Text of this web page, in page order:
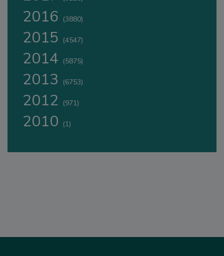
2016 (3880)
2015 (4547)
2014 (5875)
2013 (6753)
2012 (971)
2010 (1)